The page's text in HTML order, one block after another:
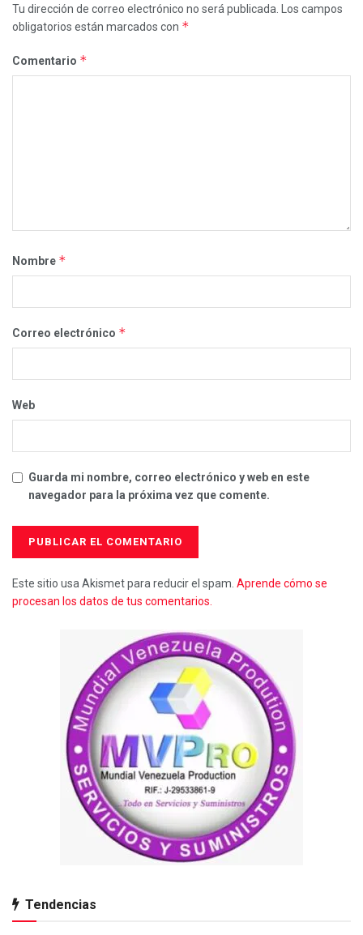
Tu dirección de correo electrónico no será publicada.
Los campos
obligatorios están marcados con *
Comentario *
Nombre *
Correo electrónico *
Web
Guarda mi nombre, correo electrónico y web en este
navegador para la próxima vez que comente.
Este sitio usa Akismet para reducir el spam. Aprende cómo se
procesan los datos de tus comentarios.
Tendencias